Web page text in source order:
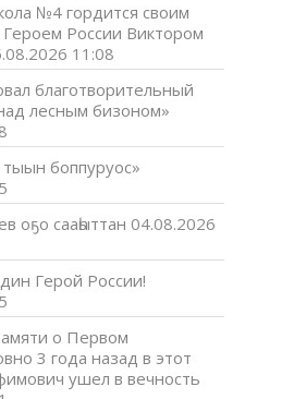
№4 гордится своим
России Виктором
11:08
благотворительный
лесным бизоном»
боппуруос»
оҕо сааһыттан 04.08.2026
Герой России!
о Первом
3 года назад в этот
ушел в вечность